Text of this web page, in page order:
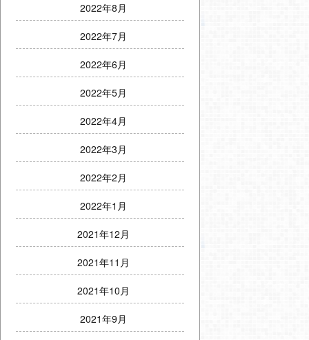
2022年8月
2022年7月
2022年6月
2022年5月
2022年4月
2022年3月
2022年2月
2022年1月
2021年12月
2021年11月
2021年10月
2021年9月